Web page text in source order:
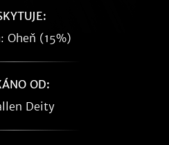
Oheň (15%)
OD:
Deity